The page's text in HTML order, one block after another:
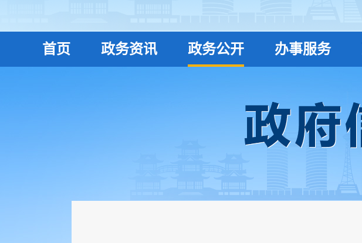
首页 政务资讯 政务公开 办事服务